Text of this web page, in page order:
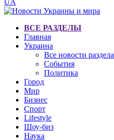
UA
ВСЕ РАЗДЕЛЫ
Главная
Украина
Все новости раздела
События
Политика
Город
Мир
Бизнес
Спорт
Lifestyle
Шоу-биз
Наука